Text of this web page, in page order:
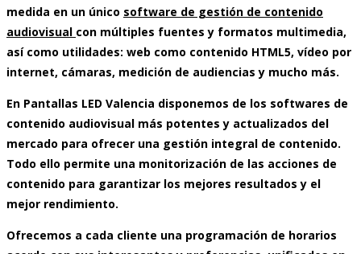
medida en un único software de gestión de contenido
audiovisual con múltiples fuentes y formatos multimedia,
así como utilidades: web como contenido HTML5, vídeo por
internet, cámaras, medición de audiencias y mucho más.
En Pantallas LED Valencia disponemos de los softwares de
contenido audiovisual más potentes y actualizados del
mercado para ofrecer una gestión integral de contenido.
Todo ello permite una monitorización de las acciones de
contenido para garantizar los mejores resultados y el
mejor rendimiento.
Ofrecemos a cada cliente una programación de horarios